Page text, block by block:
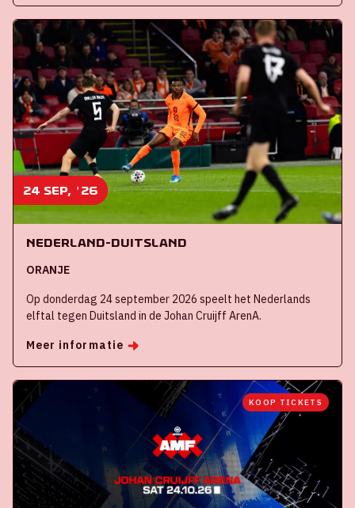
24 sep, '26
Nederland-Duitsland
ORANJE
Op donderdag 24 september 2026 speelt het Nederlands
elftal tegen Duitsland in de Johan Cruijff ArenA.
Meer informatie
KOOP TICKETS